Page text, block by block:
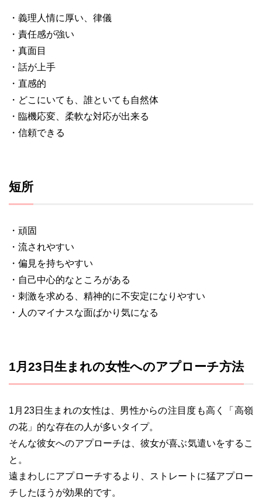
・義理人情に厚い、律儀
・責任感が強い
・真面目
・話が上手
・直感的
・どこにいても、誰といても自然体
・臨機応変、柔軟な対応が出来る
・信頼できる
短所
・頑固
・流されやすい
・偏見を持ちやすい
・自己中心的なところがある
・刺激を求める、精神的に不安定になりやすい
・人のマイナスな面ばかり気になる
1月23日生まれの女性へのアプローチ方法
1月23日生まれの女性は、男性からの注目度も高く「高嶺
の花」的な存在の人が多いタイプ。
そんな彼女へのアプローチは、彼女が喜ぶ気遣いをするこ
と。
遠まわしにアプローチするより、ストレートに猛アプロー
チしたほうが効果的です。